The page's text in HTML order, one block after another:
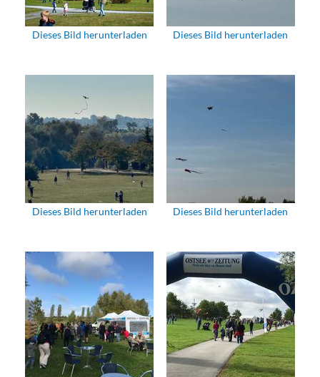
Dieses Bild herunterladen Dieses Bild herunterladen
Dieses Bild herunterladen Dieses Bild herunterladen